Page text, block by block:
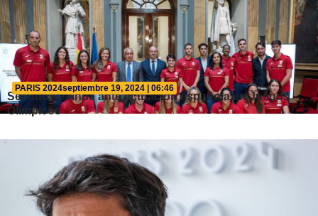
PARIS 2024septiembre 19, 2024 | 06:46
Senado se rinde ante actuación española en Juegos
Olímpicos